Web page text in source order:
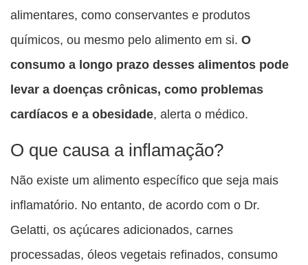
alimentares, como conservantes e produtos
químicos, ou mesmo pelo alimento em si. O
consumo a longo prazo desses alimentos pode
levar a doenças crônicas, como problemas
cardíacos e a obesidade, alerta o médico.
O que causa a inflamação?
Não existe um alimento específico que seja mais
inflamatório. No entanto, de acordo com o Dr.
Gelatti, os açúcares adicionados, carnes
processadas, óleos vegetais refinados, consumo